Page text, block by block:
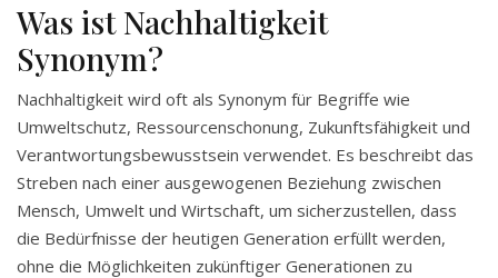
Was ist Nachhaltigkeit
Synonym?
Nachhaltigkeit wird oft als Synonym für Begriffe wie
Umweltschutz, Ressourcenschonung, Zukunftsfähigkeit und
Verantwortungsbewusstsein verwendet. Es beschreibt das
Streben nach einer ausgewogenen Beziehung zwischen
Mensch, Umwelt und Wirtschaft, um sicherzustellen, dass
die Bedürfnisse der heutigen Generation erfüllt werden,
ohne die Möglichkeiten zukünftiger Generationen zu